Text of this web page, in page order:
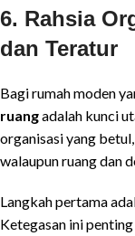
6. Rahsia
dan Teratur
Bagi rumah moden
ruangadalah kunci
organisasi yang
walaupun ruang dan
Langkah pertama
Ketegasan ini